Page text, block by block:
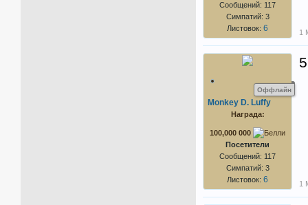
Сообщений: 117
Симпатий: 3
Листовок: 6 1
Оффлайн
Monkey D. Luffy
Награда:
100,000 000
Посетители
Сообщений: 117
Симпатий: 3
Листовок: 6 1